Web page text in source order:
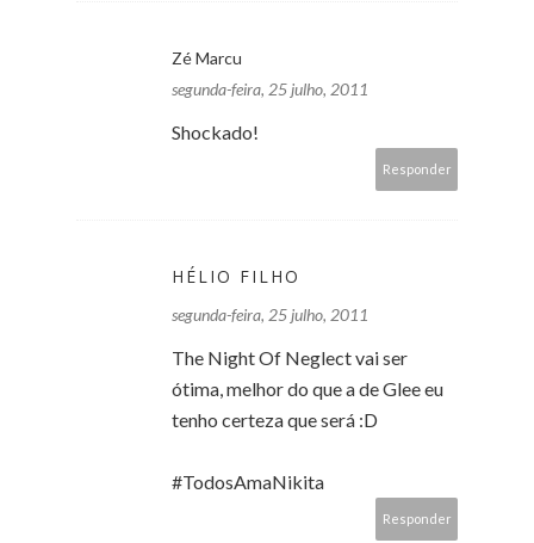
Zé Marcu
segunda-feira, 25 julho, 2011
Shockado!
Responder
HÉLIO FILHO
segunda-feira, 25 julho, 2011
The Night Of Neglect vai ser
ótima, melhor do que a de Glee eu
tenho certeza que será :D
#TodosAmaNikita
Responder